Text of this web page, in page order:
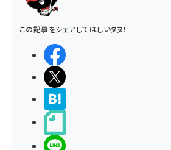
この記事をシェアしてほしいタヌ！